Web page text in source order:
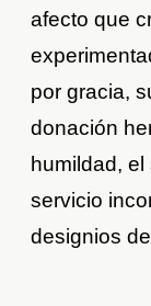
afecto que
por gracia,
donación
humildad,
servicio
designios